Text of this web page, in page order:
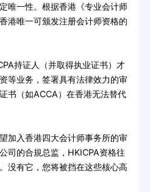
一性。根据香港《专业会计师
港唯一可颁发注册会计师资格的
持证人（并取得执业证书）才
等业务，签署具有法律效力的审
书（如ACCA）在香港无法替代
入香港四大会计师事务所的审
司的合規总监，HKICPA资格往
没有它，您将被挡在这些核心高